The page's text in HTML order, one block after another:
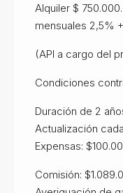
Alquiler $
mensuales 2,5%
(API a cargo del
Condiciones
Duración de 2
Actualización
Expensas:
Comisión: